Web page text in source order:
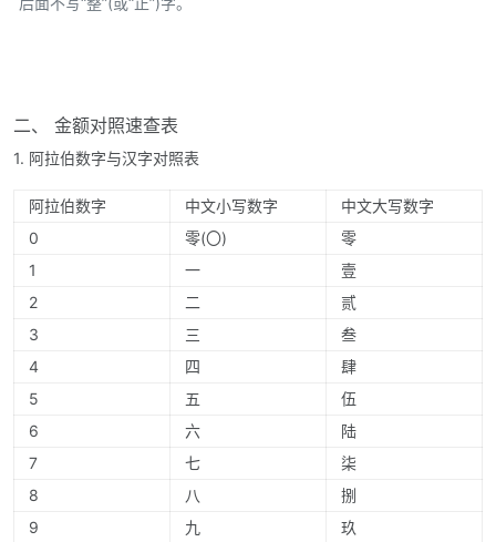
二、 金额对照速查表
1. 阿拉伯数字与汉字对照表
阿拉伯数字 中文小写数字
中文大写数字
0
零(〇)
零
1
一
壹
2
二
贰
3
三
叁
4
四
肆
5
五
伍
6
六
陆
7
七
柒
8
八
捌
9
九 玖